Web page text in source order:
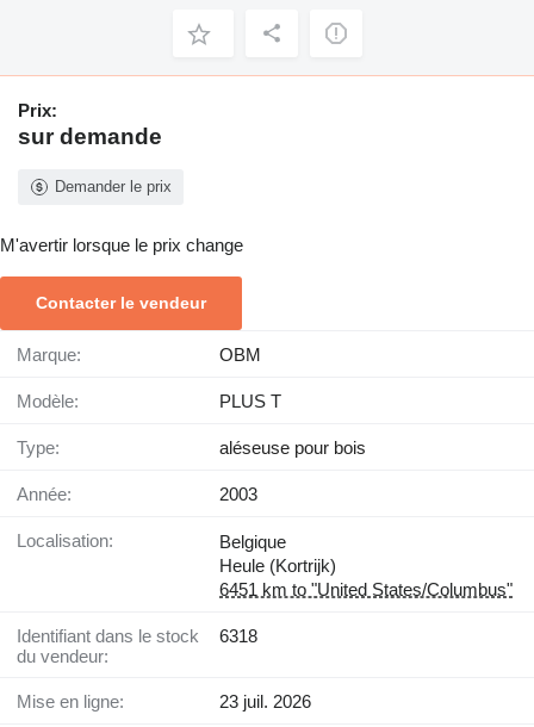
Prix:
sur demande
Demander le prix
M'avertir lorsque le prix change
Contacter le vendeur
Marque: OBM
Modèle: PLUS T
Type: aléseuse pour bois
Année: 2003
Localisation:
Belgique
Heule (Kortrijk)
6451 km to "United States/Columbus"
Identifiant dans le stock
du vendeur:
6318
Mise en ligne: 23 juil. 2026